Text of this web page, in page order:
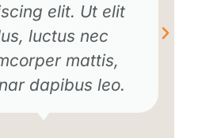
elit. Ut elit
luctus nec
mattis,
dapibus leo.